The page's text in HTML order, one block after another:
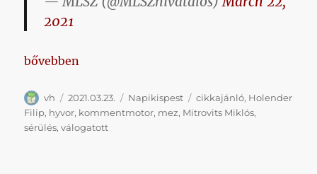
2021
„Napikispest 2021.03.23.”
bővebben
Szerző
vh Közzétéve
2021.03.23. Kategória
Napikispest Címke
cikkajánló, Holender
Filip, hyvor, kommentmotor, mez, Mitrovits Miklós,
sérülés,válogatott